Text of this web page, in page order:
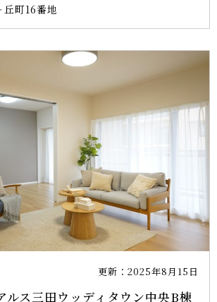
町16番地
更新：2025年8月15日
ルス三田ウッディタウン中央B棟